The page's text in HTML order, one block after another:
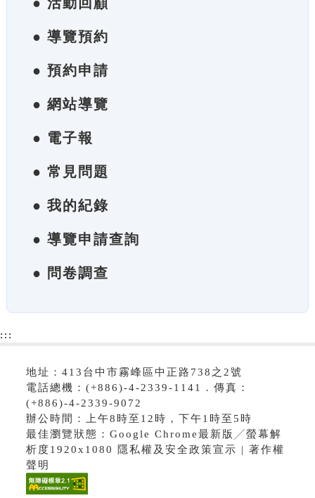
● 導覽預約
● 預約申請
● 網站導覽
● 電子報
● 常見問題
● 我的紀錄
● 導覽申請查詢
● 問卷調查
:::
地址：413台中市霧峰區中正路738之2號
電話總機：(+886)-4-2339-1141．傳真：
(+886)-4-2339-9072
辦公時間：上午8時至12時，下午1時至5時
最佳瀏覽狀態：Google Chrome最新版╱螢幕解
析度1920x1080 隱私權及安全政策宣示 | 著作權
聲明